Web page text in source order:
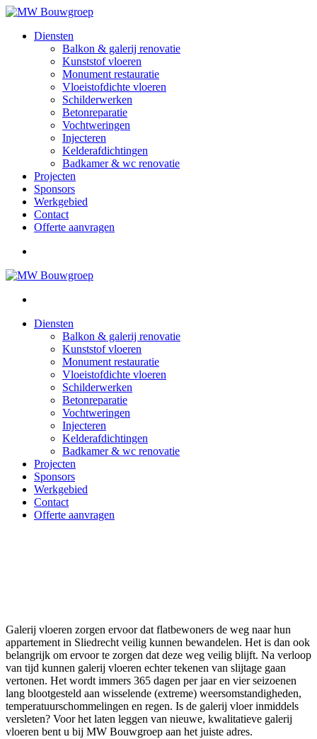
Diensten
Balkon & galerij renovatie
Kunststof vloeren
Monument restauratie
Vloeistofdichte vloeren
Schilderwerken
Betonreparatie
Vochtweringen
Injecteren
Kelderafdichtingen
Badkamer & wc renovatie
Projecten
Sponsors
Werkgebied
Contact
Offerte aanvragen
Diensten
Balkon & galerij renovatie
Kunststof vloeren
Monument restauratie
Vloeistofdichte vloeren
Schilderwerken
Betonreparatie
Vochtweringen
Injecteren
Kelderafdichtingen
Badkamer & wc renovatie
Projecten
Sponsors
Werkgebied
Contact
Offerte aanvragen
Galerij vloeren zorgen ervoor dat flatbewoners de weg naar hun
appartement in Sliedrecht veilig kunnen bewandelen. Het is dan ook
belangrijk om ervoor te zorgen dat deze weg veilig blijft. Na verloop
van tijd kunnen galerij vloeren echter tekenen van slijtage gaan
vertonen. Het wordt immers 365 dagen per jaar en vier seizoenen
lang blootgesteld aan wisselende (extreme) weersomstandigheden,
temperatuurschommelingen en regen. Is de galerij vloer inmiddels
versleten? Voor het laten leggen van nieuwe, kwalitatieve galerij
vloeren bent u bij MW Bouwgroep aan het juiste adres.